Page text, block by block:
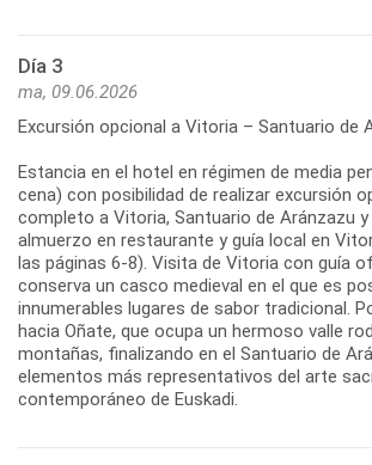
Día 3
ma, 09.06.2026
Excursión opcional a Vitoria – Santuario de
Estancia en el hotel en régimen de media
cena) con posibilidad de realizar excursión
completo a Vitoria, Santuario de Aránzazu
almuerzo en restaurante y guía local en
las páginas 6-8). Visita de Vitoria con guía
conserva un casco medieval en el que es
innumerables lugares de sabor tradicional.
hacia Oñate, que ocupa un hermoso valle
montañas, finalizando en el Santuario de
elementos más representativos del arte
contemporáneo de Euskadi.